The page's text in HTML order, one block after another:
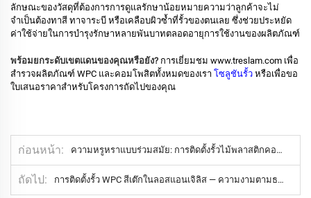
ลักษณะของวัสดุที่ต้องการการดูแลรักษาน้อยหมายความว่าลูกค้าจะไม่
จำเป็นต้องทาสี ทาจาระบี หรือเคลือบผิวซ้ำที่รั้วของตนเลย ซึ่งช่วยประหยัด
ค่าใช้จ่ายในการบำรุงรักษาหลายพันบาทตลอดอายุการใช้งานของผลิตภัณฑ์
พร้อมยกระดับเขตแดนของคุณหรือยัง? การเยี่ยมชม www.treslam.com เพื่อ
สำรวจผลิตภัณฑ์ WPC และคอมโพสิตทั้งหมดของเรา โซลูชันรั้ว หรือเพื่อขอ
ใบเสนอราคาสำหรับโครงการถัดไปของคุณ
ก่อนหน้า ความหรูหราแบบร่วมสมัย: การติดตั้งรั้วไม้พลาสติกคอมโพสิต (WPC) เพื่อความเป็นส่วนตัวในแคนาดา
ถัดไป การติดตั้งรั้ว WPC สีเต๊กในลอสแอนเจิลิส — ความงามตามธรรมชาติที่อบอุ่นด้วยรั้วคอมโพสิตประสิทธิภาพสูง